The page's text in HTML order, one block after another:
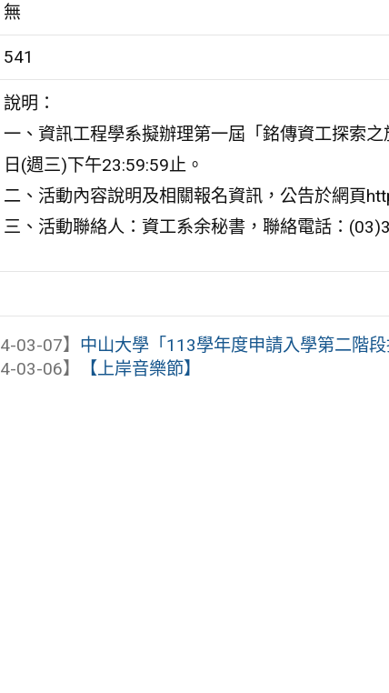
無
541
說明：
一、資訊工程學系擬辦理第一屆「銘傳資工探索
日(週三)下午23:59:59止。
二、活動內容說明及相關報名資訊，公告於網頁
三、活動聯絡人：資工系余秘書，聯絡電話：
03-07】 中山大學「113學年度申請入學第二階
03-06】
【上岸音樂節】